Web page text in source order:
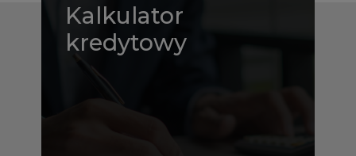
Kalkulator
kredytowy